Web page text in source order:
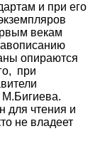
и при его
векам
опираются
при
для чтения и
не владеет